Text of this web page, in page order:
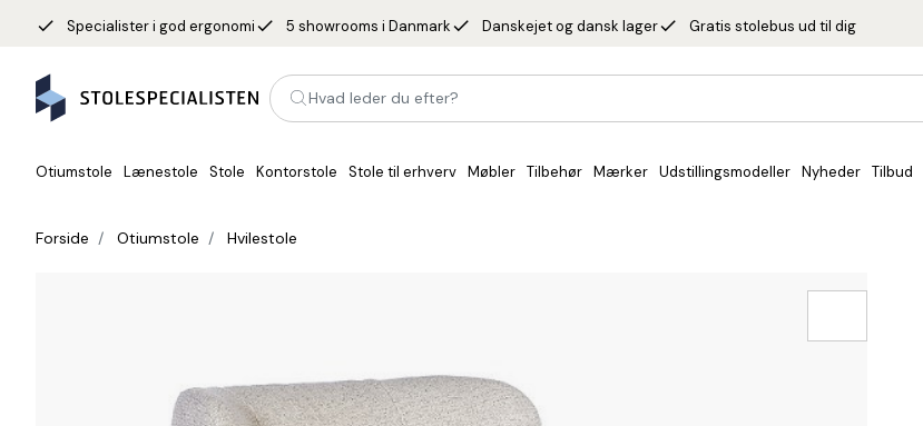
done Specialister i god ergonomidone 5 showrooms i Danmarkdone Danskejet og dansk lagerdone Gratis stolebus ud til dig
Hvad leder du efter?
Otiumstole Lænestole Stole Kontorstole Stole til erhverv Møbler Tilbehør Mærker Udstillingsmodeller Nyheder Tilbud
Forside Otiumstole Hvilestole